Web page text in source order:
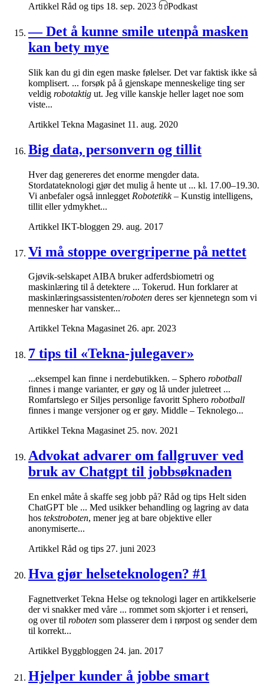
Artikkel Råd og tips 18. sep. 2023 Podkast
— Det å kunne smile utenpå masken
kan bety mye
Slik kan du gi din egen maske følelser. Det var faktisk ikke så
komplisert. ... forsøk på å gjenskape menneskelige ting ser
veldig robotaktig ut. Jeg ville kanskje heller laget noe som
viste...
Artikkel Tekna Magasinet 11. aug. 2020
Big data, personvern og tillit
Hver dag genereres det enorme mengder data.
Stordatateknologi gjør det mulig å hente ut ... kl. 17.00–19.30.
Vi anbefaler også innlegget Robotetikk– Kunstig intelligens,
tillit eller ydmykhet...
Artikkel IKT-bloggen 29. aug. 2017
Vi må stoppe overgriperne på nettet
Gjøvik-selskapet AIBA bruker adferdsbiometri og
maskinlæring til å detektere ... Tokerud. Hun forklarer at
maskinlæringsassistenten/roboten deres ser kjennetegn som vi
mennesker har vansker...
Artikkel Tekna Magasinet 26. apr. 2023
7 tips til «Tekna-julegaver»
...eksempel kan finne i nerdebutikken. – Sphero robotball
finnes i mange varianter, er gøy og lå under juletreet ...
Romfartslego er Siljes personlige favoritt Sphero robotball
finnes i mange versjoner og er gøy. Middle – Teknolego...
Artikkel Tekna Magasinet 25. nov. 2021
Advokat advarer om fallgruver ved
bruk av Chatgpt til jobbsøknaden
En enkel måte å skaffe seg jobb på? Råd og tips Helt siden
ChatGPT ble ... Med usikker behandling og lagring av data
hos tekstroboten, mener jeg at bare objektive eller
anonymiserte...
Artikkel Råd og tips 27. juni 2023
Hva gjør helseteknologen? #1
Fagnettverket Tekna Helse og teknologi lager en artikkelserie
der vi snakker med våre ... rommet som skjorter i et renseri,
og over til roboten som plasserer dem i rørpost og sender dem
til korrekt...
Artikkel Byggbloggen 24. jan. 2017
Hjelper kunder å jobbe smart